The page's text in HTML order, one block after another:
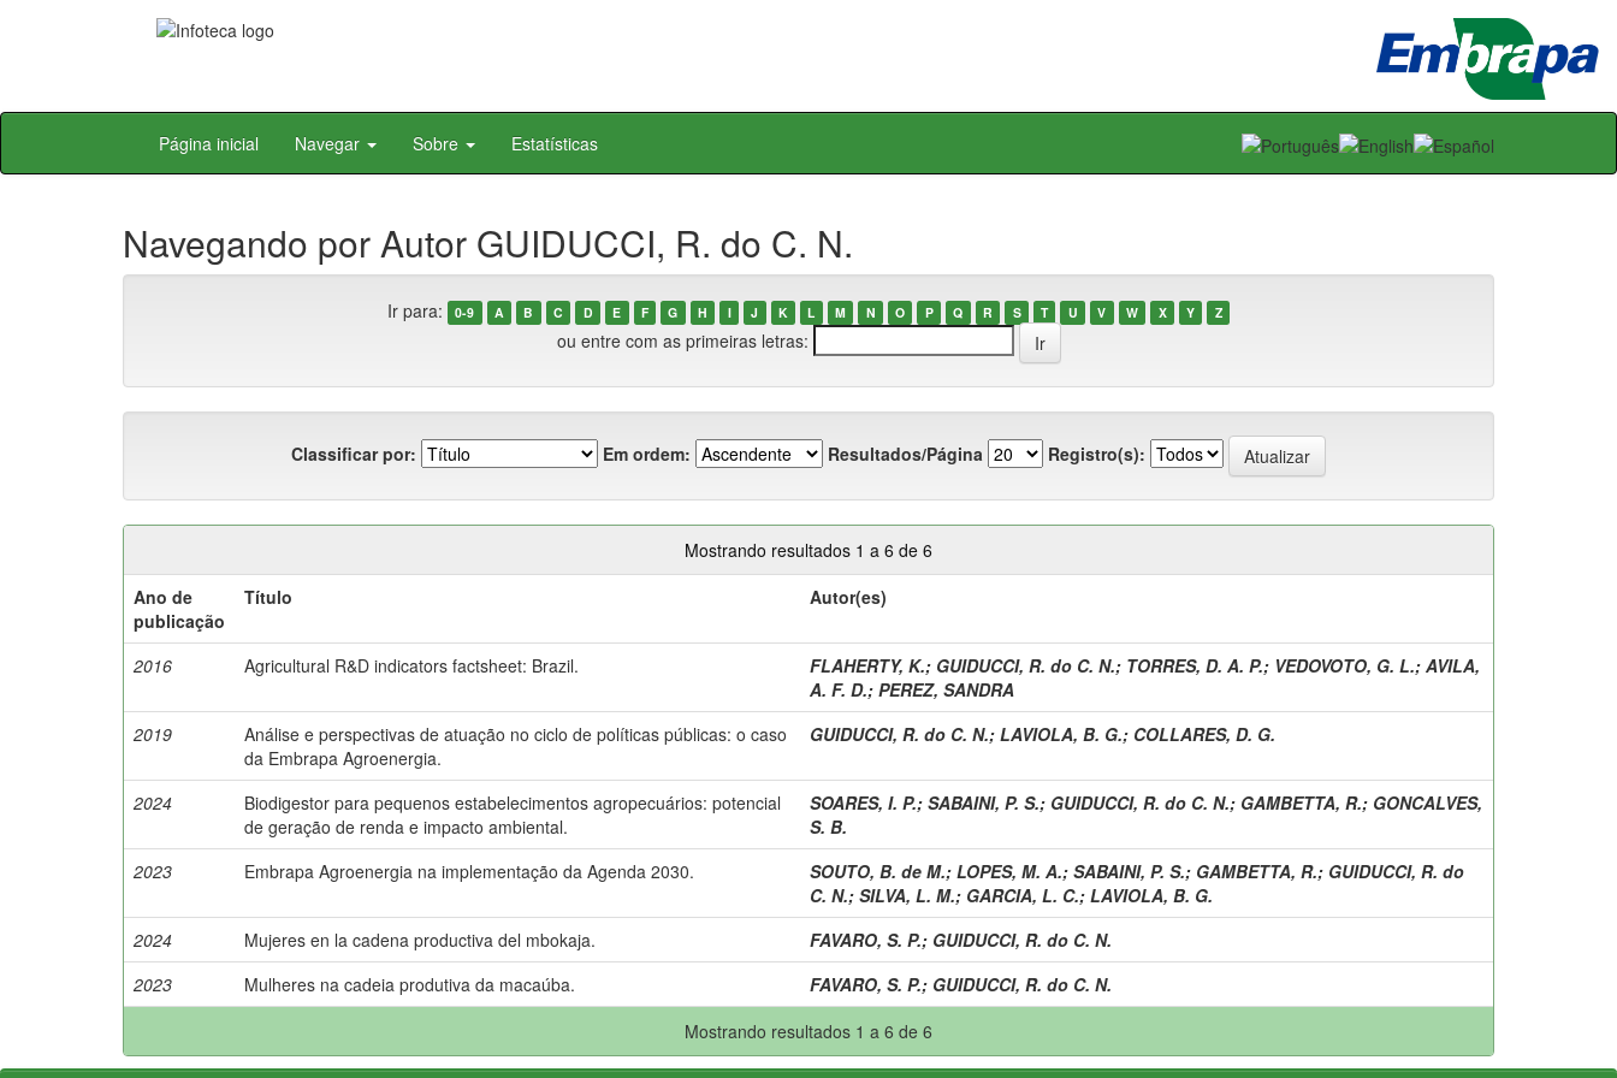
Skip
Página inicial Navegar Sobre Estatísticas
Navegando por Autor GUIDUCCI, R. do C. N.
Ir para: 0-9 A B C D E F G H I J K L M N O P Q R S T U V W X Y Z
ou entre com as primeiras letras:
Classificar por: Em ordem: Resultados/Página Registro(s):
Mostrando resultados 1 a 6 de 6
Ano de
publicação
Título Autor(es)
2016 Agricultural R&D indicators factsheet: Brazil. FLAHERTY, K.; GUIDUCCI, R. do C. N.; TORRES, D. A. P.; VEDOVOTO, G. L.; AVILA,
A. F. D.; PEREZ, SANDRA
2019
Análise e perspectivas de atuação no ciclo de políticas públicas: o caso
da Embrapa Agroenergia.
GUIDUCCI, R. do C. N.; LAVIOLA, B. G.; COLLARES, D. G.
2024
Biodigestor para pequenos estabelecimentos agropecuários: potencial
de geração de renda e impacto ambiental.
SOARES, I. P.; SABAINI, P. S.; GUIDUCCI, R. do C. N.; GAMBETTA, R.; GONCALVES,
S. B.
2023
Embrapa Agroenergia na implementação da Agenda 2030. SOUTO, B. de M.; LOPES, M. A.; SABAINI, P. S.; GAMBETTA, R.; GUIDUCCI, R. do
C. N.; SILVA, L. M.; GARCIA, L. C.; LAVIOLA, B. G.
2024
Mujeres en la cadena productiva del mbokaja. FAVARO, S. P.; GUIDUCCI, R. do C. N.
2023
Mulheres na cadeia produtiva da macaúba. FAVARO, S. P.; GUIDUCCI, R. do C. N.
Mostrando resultados 1 a 6 de 6